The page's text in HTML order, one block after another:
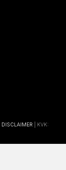
DISCLAIMER | KVK: